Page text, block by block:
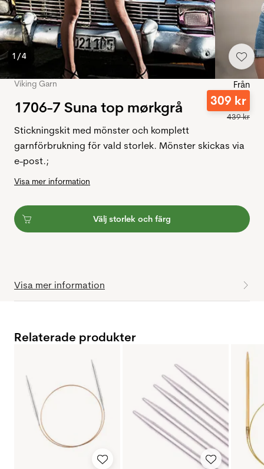
1 /4
Viking Garn
1706-7 Suna top mørkgrå
Från
309 kr
439kr
Stickningskit med mönster och komplett
garnförbrukning för vald storlek. Mönster skickas via
e-post.;
Visa mer information
Välj storlek och färg
Visa mer information
Relaterade produkter